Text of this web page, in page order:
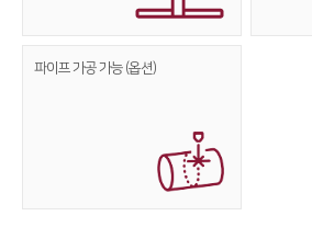
Conversion∨
파이프가공 가능 (옵션)